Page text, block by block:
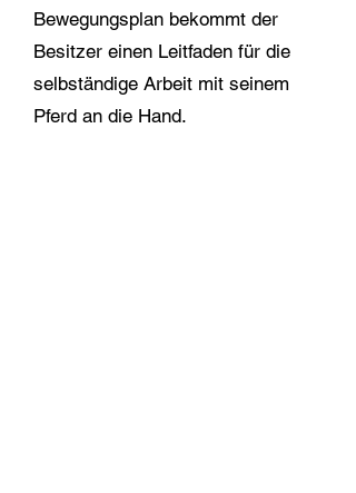
Bewegungsplan bekommt der
Besitzer einen Leitfaden für die
selbständige Arbeit mit seinem
Pferd an die Hand.